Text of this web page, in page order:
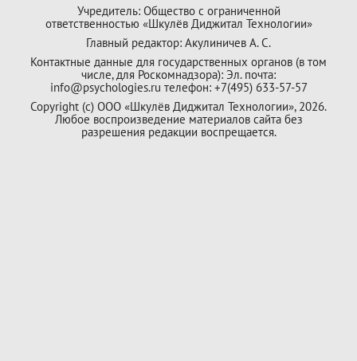
Учредитель: Общество с ограниченной
ответственностью «Шкулёв Диджитал Технологии»
Главный редактор: Акулиничев А. С.
Контактные данные для государственных органов (в том
числе, для Роскомнадзора): Эл. почта:
info@psychologies.ru телефон: +7(495) 633-57-57
Copyright (с) ООО «Шкулёв Диджитал Технологии», 2026.
Любое воспроизведение материалов сайта без
разрешения редакции воспрещается.